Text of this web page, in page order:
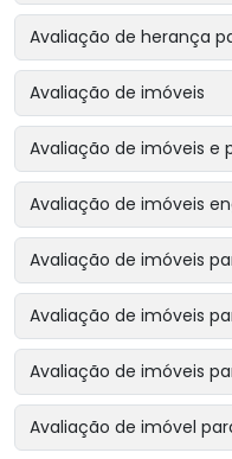
Avaliação de herança
Avaliação de imóveis
Avaliação de imóveis e
Avaliação de imóveis
Avaliação de imóveis
Avaliação de imóveis
Avaliação de imóveis
Avaliação de imóvel